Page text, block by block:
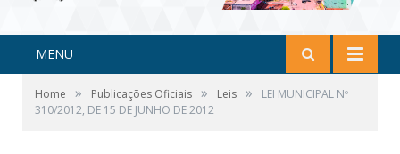
MENU
Home » Publicações Oficiais » Leis »
LEI MUNICIPAL Nº
310/2012, DE 15 DE JUNHO DE 2012